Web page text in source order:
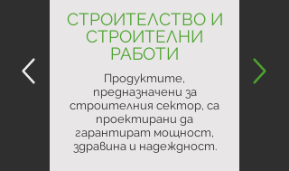
СТРОИТЕЛСТВО И
СТРОИТЕЛНИ
РАБОТИ
Продуктите,
предназначени за
строителния сектор, са
проектирани да
гарантират мощност,
здравина и надеждност.